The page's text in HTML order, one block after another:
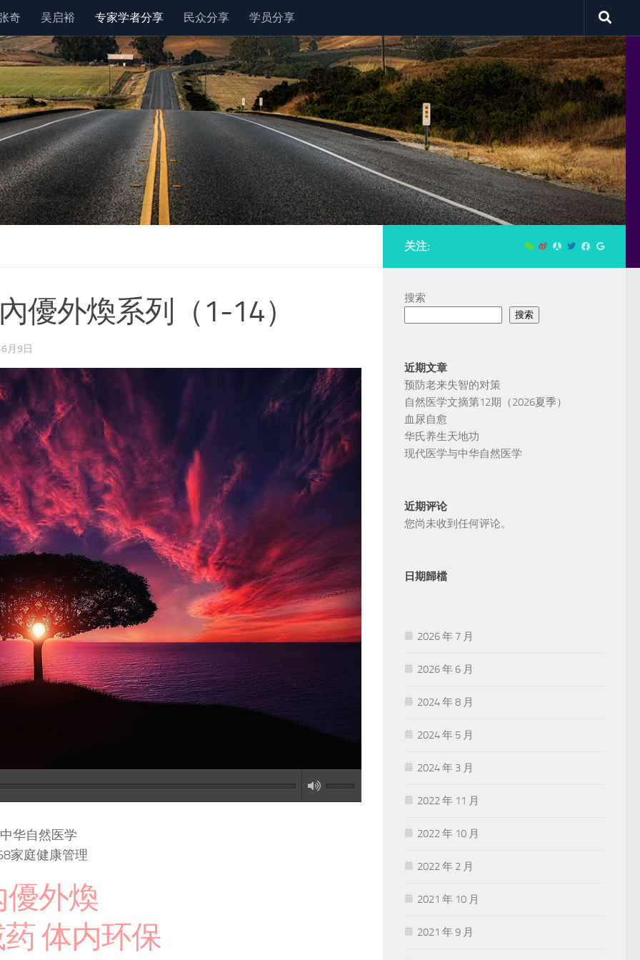
奇 吴启裕 专家学者分享 民众分享 学员分享
優外煥系列（1-14）
月9日
中华自然医学
家庭健康管理
優外煥
体内环保
关注:
搜索
搜索
近期文章
预防老来失智的对策
自然医学文摘第12期（2026夏季）
血尿自愈
华氏养生天地功
现代医学与中华自然医学
近期评论
您尚未收到任何评论。
日期歸檔
2026 年 7 月
2026 年 6 月
2024 年 8 月
2024 年 5 月
2024 年 3 月
2022 年 11 月
2022 年 10 月
2022 年 2 月
2021 年 10 月
2021 年 9 月